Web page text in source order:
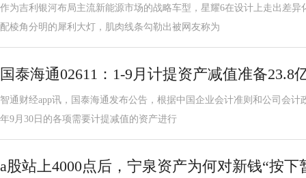
作为吉利银河布局主流新能源市场的战略车型，星耀6在设计上走出差
配棱角分明的犀利大灯，肌肉线条勾勒出被网友称为
国泰海通02611：1-9月计提资产减值准备23.8
智通财经app讯，国泰海通发布公告，根据中国企业会计准则和公司会计
年9月30日的各项需要计提减值的资产进行
a股站上4000点后，宁泉资产为何对新钱“按下